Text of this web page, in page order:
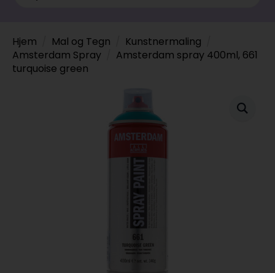
Hjem Mal og Tegn
Kunstnermaling
Amsterdam Spray
Amsterdam spray 400ml, 661
turquoise green